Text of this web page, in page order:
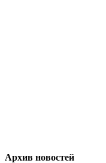
Архив новостей